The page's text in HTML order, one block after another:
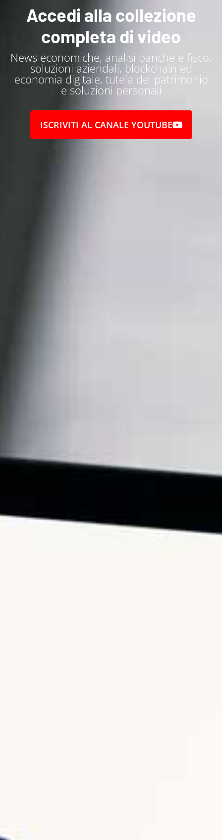
Accedi alla collezione
completa di video
News economiche, analisi banche e fisco,
soluzioni aziendali, blockchain ed
economia digitale, tutela del patrimonio
e soluzioni personali
ISCRIVITI AL CANALE YOUTUBE